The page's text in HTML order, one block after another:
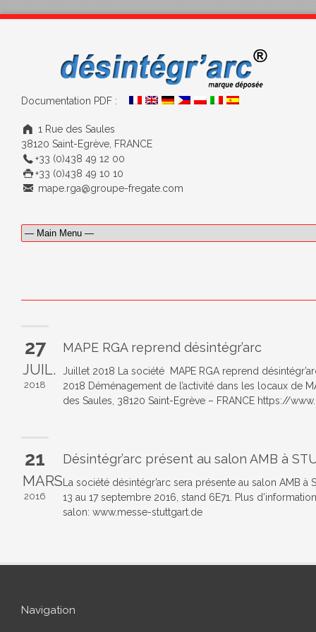
Documentation PDF :
1 Rue des Saules
38120 Saint-Egrève, FRANCE
+33 (0)438 49 12 00
+33 (0)438 49 10 10
mape.rga@groupe-fregate.com
27
JUIL.
2018
MAPE RGA reprend désintégr’arc
Juillet 2018 La société MAPE RGA reprend
2018 Déménagement de l’activité dans les locaux de
des Saules, 38120 Saint-Egrève – FRANCE https://
21
MARS
2016
Désintégr’arc présent au salon AMB à
La société désintégr’arc sera présente au salon AMB à
13 au 17 septembre 2016, stand 6E71. Plus
salon: www.messe-stuttgart.de
Navigation